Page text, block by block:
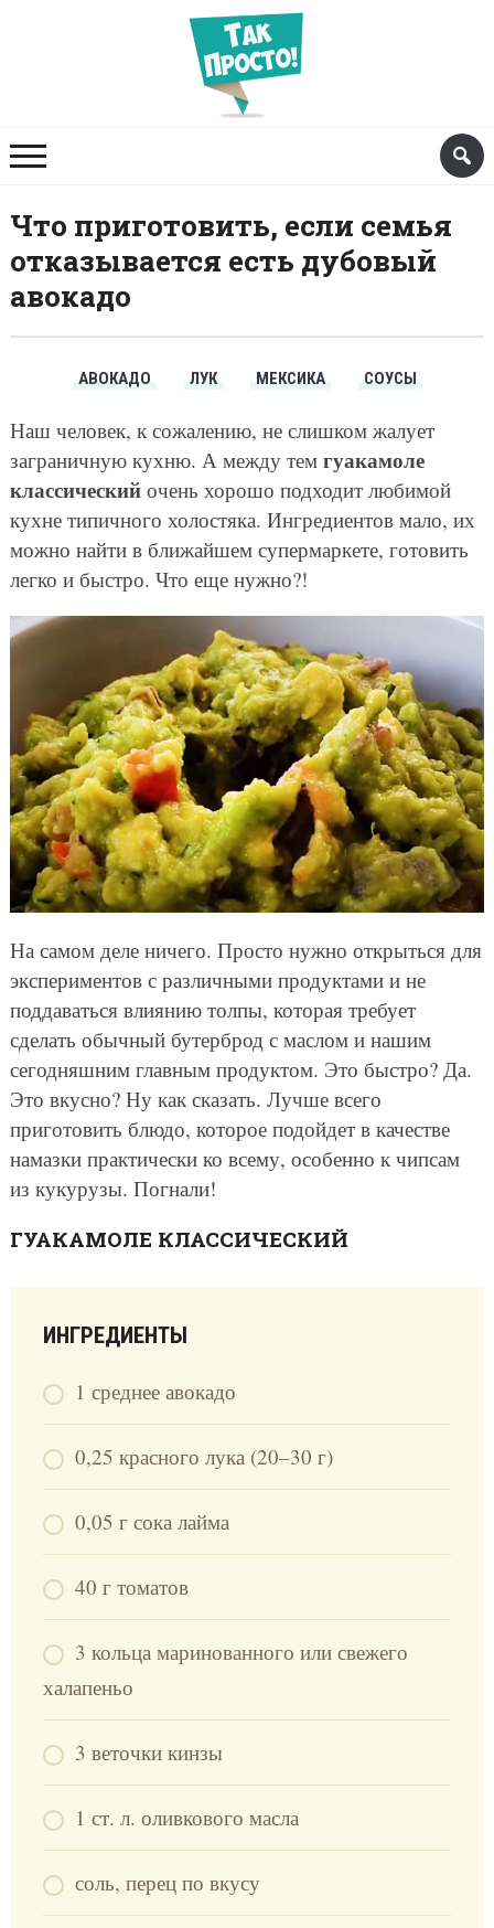
Что приготовить, если семья
отказывается есть дубовый
авокадо
АВОКАДО ЛУК МЕКСИКА СОУСЫ
Наш человек, к сожалению, не слишком жалует
заграничную кухню. А между тем гуакамоле
классическийочень хорошо подходит любимой
кухне типичного холостяка. Ингредиентов мало, их
можно найти в ближайшем супермаркете, готовить
легко и быстро. Что еще нужно?!
На самом деле ничего. Просто нужно открыться для
экспериментов с различными продуктами и не
поддаваться влиянию толпы, которая требует
сделать обычный бутерброд с маслом и нашим
сегодняшним главным продуктом. Это быстро? Да.
Это вкусно? Ну как сказать. Лучше всего
приготовить блюдо, которое подойдет в качестве
намазки практически ко всему, особенно к чипсам
из кукурузы. Погнали!
ГУАКАМОЛЕ КЛАССИЧЕСКИЙ
ИНГРЕДИЕНТЫ
1 среднее авокадо
0,25 красного лука (20–30 г)
0,05 г сока лайма
40 г томатов
3 кольца маринованного или свежего
халапеньо
3 веточки кинзы
1 ст. л. оливкового масла
соль, перец по вкусу